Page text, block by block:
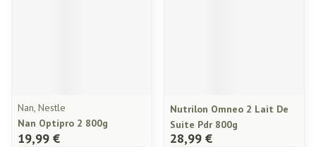
Nan, Nestle
Nan Optipro 2 800g
19,99 €
Nutrilon Omneo 2 Lait De
Suite Pdr 800g
28,99 €